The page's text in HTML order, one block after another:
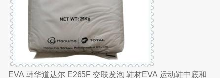
EVA 韩华道达尔 E265F 交联发泡 鞋材EVA 运动鞋中底和